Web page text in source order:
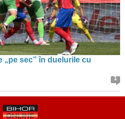
„pe sec” în duelurile cu
1